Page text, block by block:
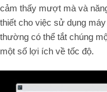
cảm thấy mượt mà và
thiết cho việc sử dụng
thường có thể tắt chúng
một số lợi ích về tốc độ.